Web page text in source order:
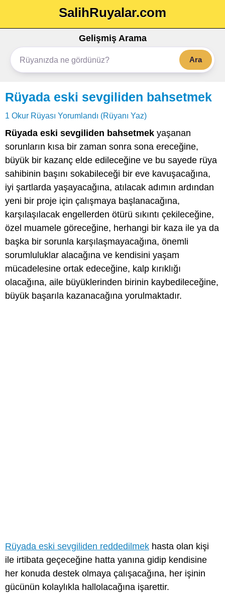
SalihRuyalar.com
Gelişmiş Arama
Ara
Rüyada eski sevgiliden bahsetmek
1 Okur Rüyası Yorumlandı (Rüyanı Yaz)
Rüyada eski sevgiliden bahsetmek yaşanan
sorunların kısa bir zaman sonra sona ereceğine,
büyük bir kazanç elde edileceğine ve bu sayede rüya
sahibinin başını sokabileceği bir eve kavuşacağına,
iyi şartlarda yaşayacağına, atılacak adımın ardından
yeni bir proje için çalışmaya başlanacağına,
karşılaşılacak engellerden ötürü sıkıntı çekileceğine,
özel muamele göreceğine, herhangi bir kaza ile ya da
başka bir sorunla karşılaşmayacağına, önemli
sorumluluklar alacağına ve kendisini yaşam
mücadelesine ortak edeceğine, kalp kırıklığı
olacağına, aile büyüklerinden birinin kaybedileceğine,
büyük başarıla kazanacağına yorulmaktadır.
Rüyada eski sevgiliden reddedilmek hasta olan kişi
ile irtibata geçeceğine hatta yanına gidip kendisine
her konuda destek olmaya çalışacağına, her işinin
gücünün kolaylıkla hallolacağına işarettir.